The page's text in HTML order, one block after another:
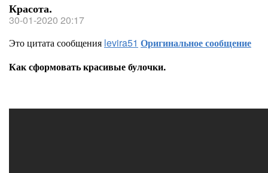
Красота.
30-01-2020 20:17
Это цитата сообщения levira51 Оригинальное сообщение
Как сформовать красивые булочки.